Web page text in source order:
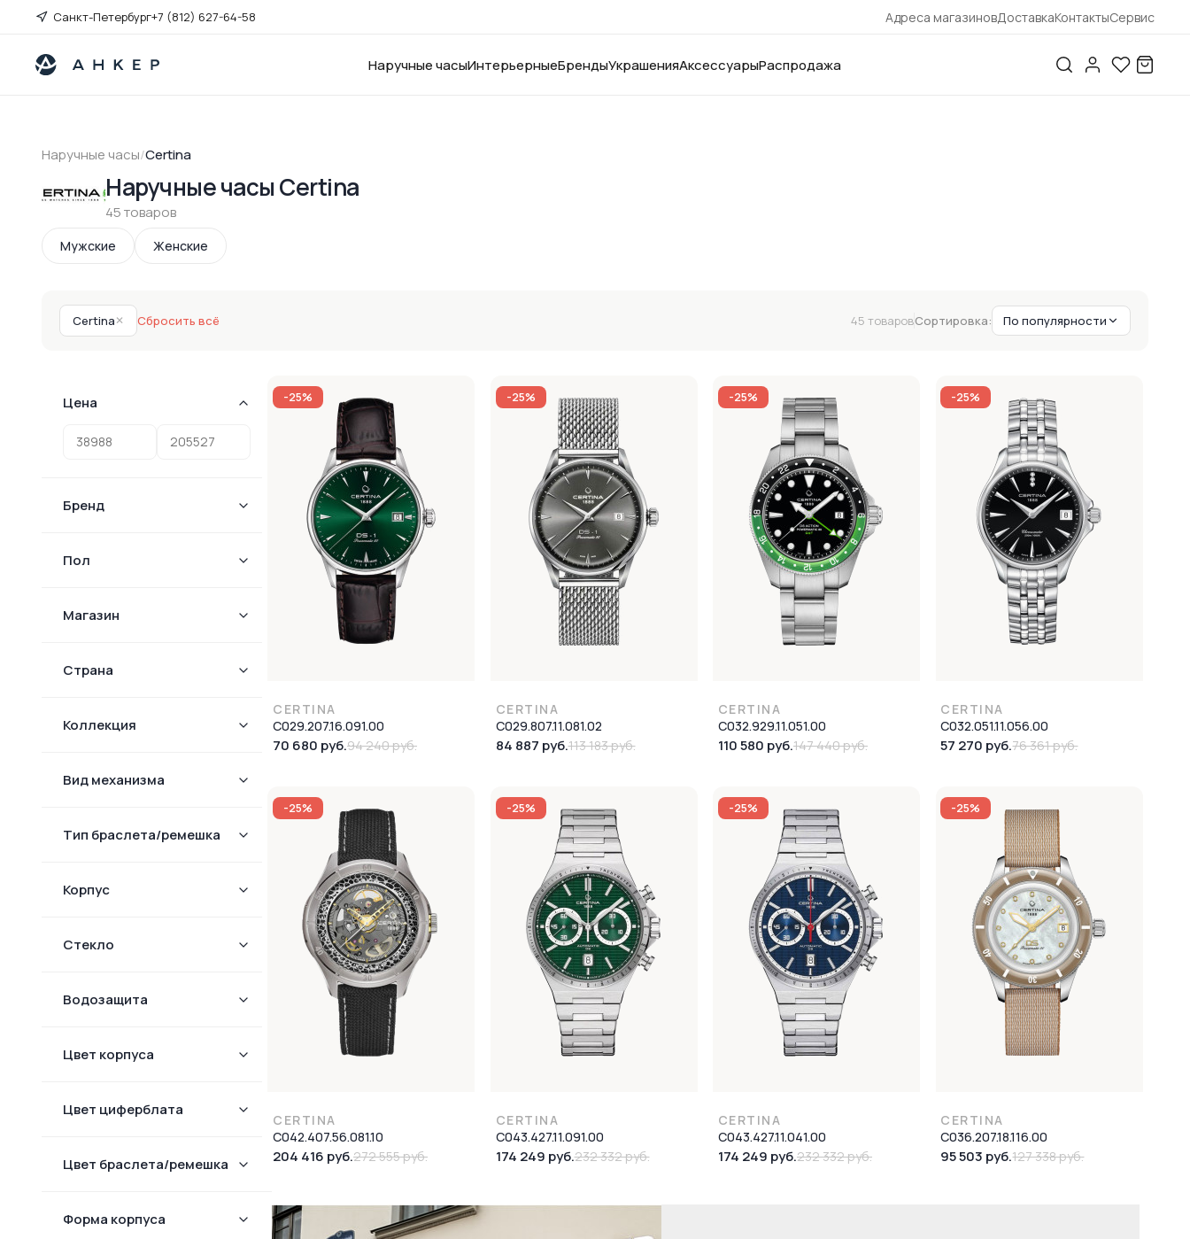
Санкт-Петербург+7 (812) 627-64-58 Адреса магазиновДоставкаКонтактыСервис
Наручные часыИнтерьерныеБрендыУкрашенияАксессуарыРаспродажа
Наручные часы/Certina
Наручные часы Certina
45 товаров
Мужские Женские
Certina✕ Сбросить всё 45 товаровСортировка: По популярности
Цена
Бренд
Пол
Магазин
Страна
Коллекция
Вид механизма
Тип браслета/ремешка
Корпус
Стекло
Водозащита
Цвет корпуса
Цвет циферблата
Цвет браслета/ремешка
Форма корпуcа
-25%
CERTINA
C029.207.16.091.00
70 680 руб.94 240 руб.
-25%
CERTINA
C029.807.11.081.02
84 887 руб.113 183 руб.
-25%
CERTINA
C032.929.11.051.00
110 580 руб.147 440 руб.
-25%
CERTINA
C032.051.11.056.00
57 270 руб.76 361 руб.
-25%
CERTINA
C042.407.56.081.10
204 416 руб.272 555 руб.
-25%
CERTINA
C043.427.11.091.00
174 249 руб.232 332 руб.
-25%
CERTINA
C043.427.11.041.00
174 249 руб.232 332 руб.
-25%
CERTINA
C036.207.18.116.00
95 503 руб.127 338 руб.